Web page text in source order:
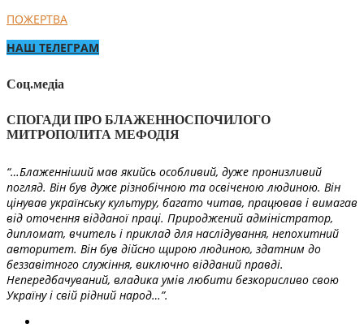
ПОЖЕРТВА
НАШ ТЕЛЕГРАМ
Соц.медіа
СПОГАДИ ПРО БЛАЖЕННОСПОЧИЛОГО
МИТРОПОЛИТА МЕФОДІЯ
“…Блаженніший мав якийсь особливий, дуже пронизливий
погляд. Він був дуже різнобічною та освіченою людиною. Він
цінував українську культуру, багато читав, працював і вимагав
від оточення відданої праці. Природжений адміністратор,
дипломат, вчитель і приклад для наслідування, непохитний
авторитет. Він був дійсно щирою людиною, здатним до
беззавітного служіння, виключно відданий правді.
Непередбачуваний, владика умів любити безкорисливо свою
Україну і свій рідний народ…”.